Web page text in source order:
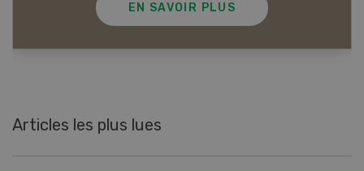
EN SAVOIR PLUS
Articles les plus lues